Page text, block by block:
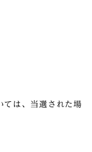
は、当選された場